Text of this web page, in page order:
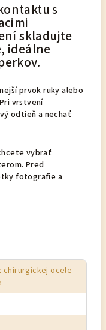
s
skladujte
ideálne
prvok ruky alebo
vrstvení
odtieň a nechať
vybrať
Pred
fotografie a
chirurgickej ocele